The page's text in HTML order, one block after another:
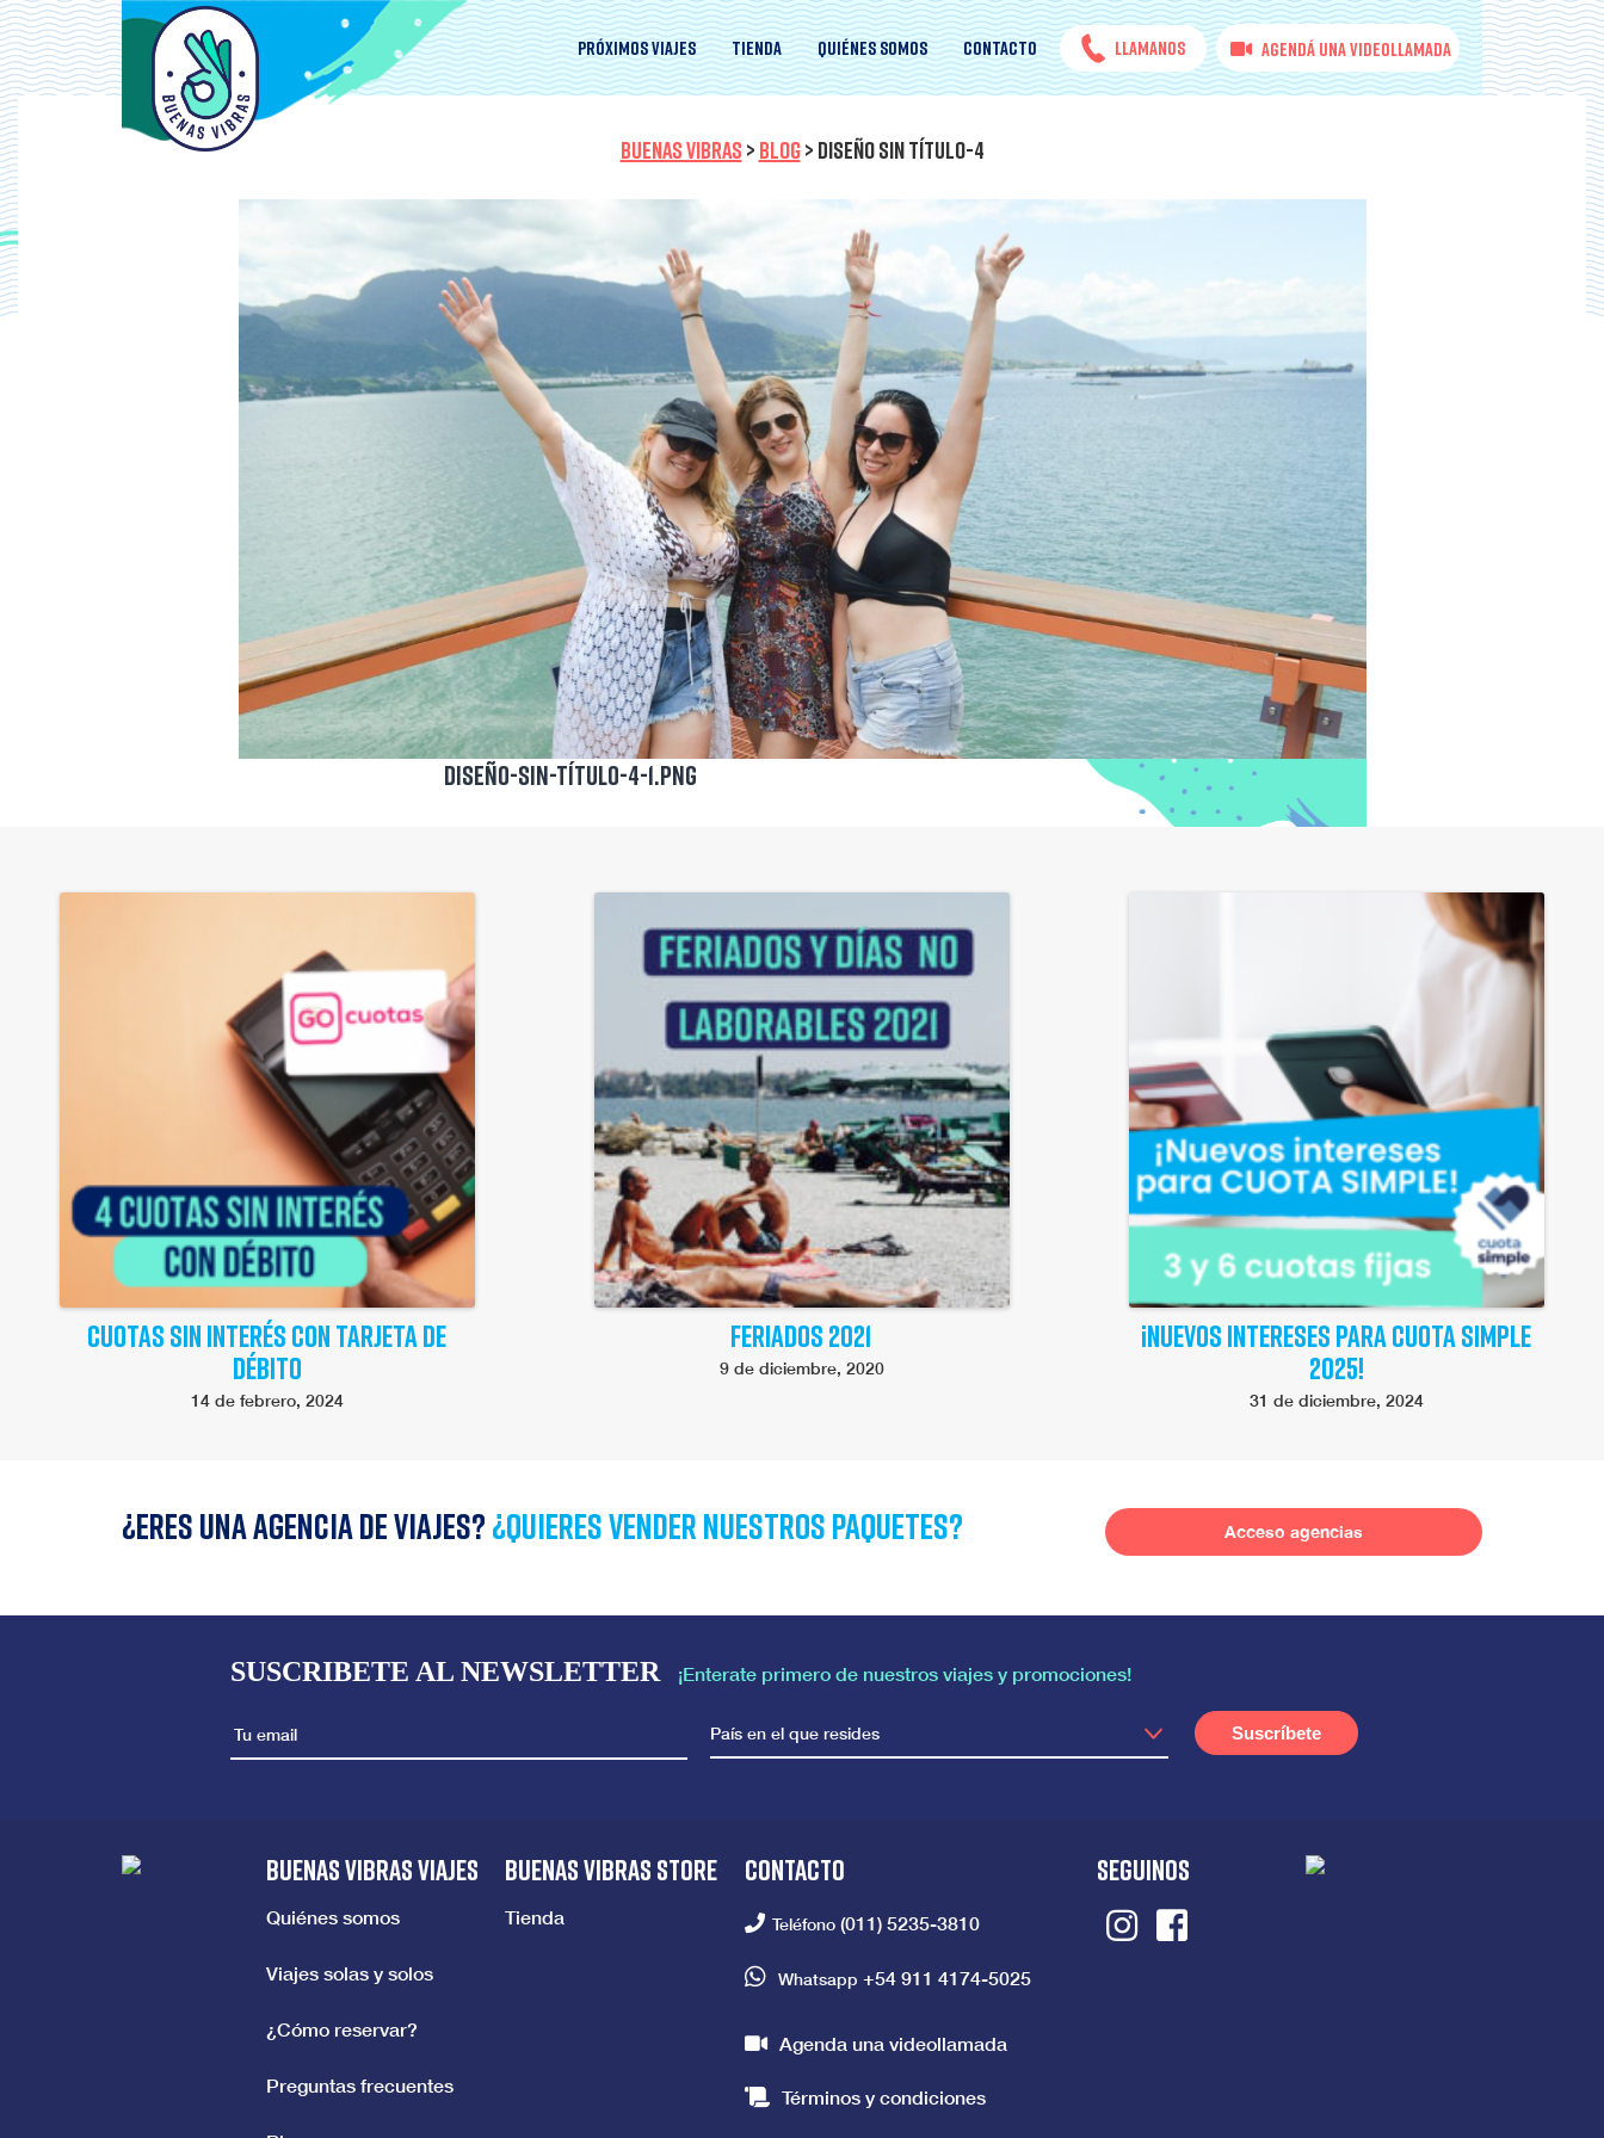
Próximos viajes Tienda Quiénes somos Contacto Llamanos Agendá una videollamada
BUENAS VIBRAS > BLOG> DISEÑO SIN TÍTULO-4
Diseño-sin-título-4-1.png
CUOTAS SIN INTERÉS CON TARJETA DE
DÉBITO
14 de febrero, 2024
FERIADOS 2021
9 de diciembre, 2020
¡NUEVOS INTERESES PARA CUOTA SIMPLE
2025!
31 de diciembre, 2024
¿Eres una agencia de viajes?¿quieres vender nuestros paquetes? Acceso agencias
SUSCRIBETE AL NEWSLETTER ¡Enterate primero de nuestros viajes y promociones!
País en el que resides
BUENAS VIBRAS VIAJES
Quiénes somos
Viajes solas y solos
¿Cómo reservar?
Preguntas frecuentes
BUENAS VIBRAS STORE
Tienda
CONTACTO
Teléfono (011) 5235-3810
Whatsapp +54 911 4174-5025
Agenda una videollamada
Términos y condiciones
SEGUINOS
InstagramFacebook